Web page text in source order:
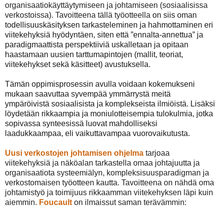
organisaatiokäyttäytymiseen ja johtamiseen (sosiaalisissa
verkostoissa). Tavoitteena tällä työotteella on siis oman
todellisuuskäsityksen tarkasteleminen ja hahmottaminen eri
viitekehyksiä hyödyntäen, siten että ”ennalta-annettua” ja
paradigmaattista perspektiiviä uskalletaan ja opitaan
haastamaan uusien tarttumapintojen (mallit, teoriat,
viitekehykset sekä käsitteet) avustuksella.
Tämän oppimisprosessin avulla voidaan kokemukseni
mukaan saavuttaa syvempää ymmärrystä meitä
ympäröivistä sosiaalisista ja komplekseista ilmiöistä. Lisäksi
löydetään rikkaampia ja moniulotteisempia tulokulmia, jotka
sopivassa synteesissä luovat mahdolliseksi
laadukkaampaa, eli vaikuttavampaa vuorovaikutusta.
Uusi verkostojen johtamisen ohjelma tarjoaa
viitekehyksiä ja näköalan tarkastella omaa johtajuutta ja
organisaatiota systeemiälyn, kompleksisuusparadigman ja
verkostomaisen työotteen kautta. Tavoitteena on nähdä oma
johtamistyö ja toimijuus rikkaamman viitekehyksen läpi kuin
aiemmin. Foucault on ilmaissut saman terävämmin: